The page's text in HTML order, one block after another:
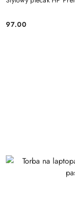
Cena:
97.00